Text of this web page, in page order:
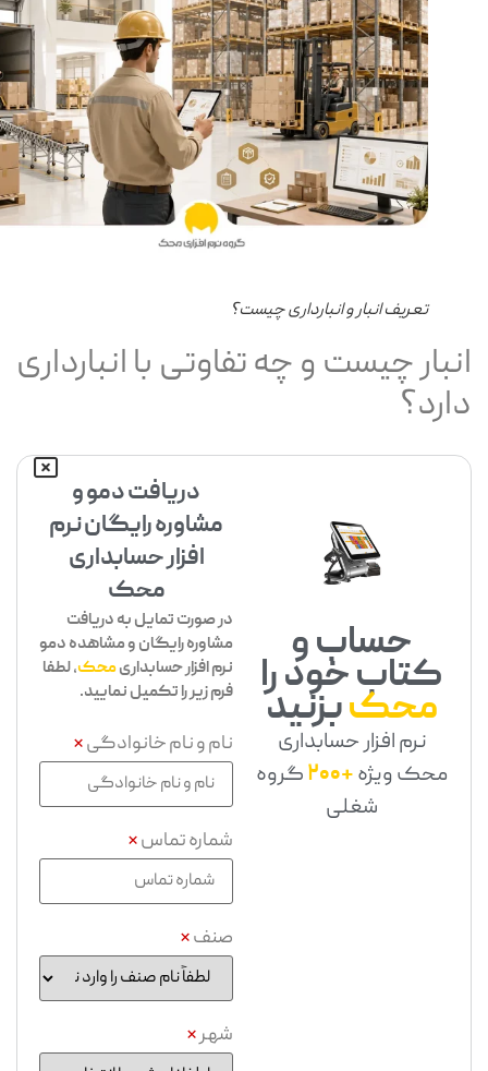
تعریف انبار و انبارداری چیست؟
چیست و چه تفاوتی با انبارداری
حساب و
کتاب خود را
محکبزنید
نرم افزار حسابداری
محک ویژه+200
گروه
شغلی
دریافت دمو و
مشاوره رایگان نرم
افزار حسابداری
محک
در صورت تمایل به دریافت
مشاوره رایگان و مشاهده دمو
نرم افزار حسابداریمحک، لطفا
فرم زیر را تکمیل نمایید.
نام و نام خانوادگی*
شماره تماس*
صنف*
شهر*